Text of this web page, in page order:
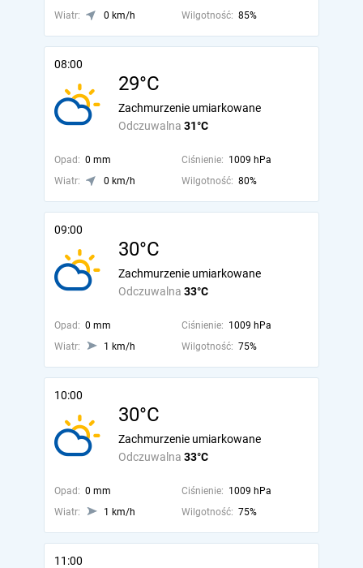
Wiatr: 0 km/h Wilgotność: 85%
08:00
29°C
Odczuwalna 31°C
Zachmurzenie umiarkowane
Opad: 0 mm Ciśnienie: 1009 hPa
Wiatr:
0 km/h Wilgotność: 80%
09:00
30°C
Odczuwalna 33°C
Zachmurzenie umiarkowane
Opad: 0 mm Ciśnienie: 1009 hPa
Wiatr:
1 km/h Wilgotność: 75%
10:00
30°C
Odczuwalna 33°C
Zachmurzenie umiarkowane
Opad: 0 mm Ciśnienie: 1009 hPa
Wiatr:
1 km/h Wilgotność: 75%
11:00